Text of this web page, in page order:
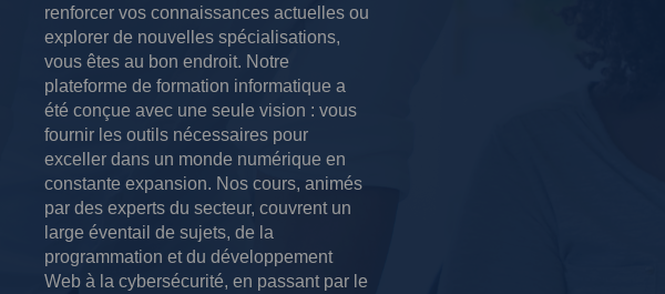
renforcer vos connaissances actuelles ou
explorer de nouvelles spécialisations,
vous êtes au bon endroit. Notre
plateforme de formation informatique a
été conçue avec une seule vision : vous
fournir les outils nécessaires pour
exceller dans un monde numérique en
constante expansion. Nos cours, animés
par des experts du secteur, couvrent un
large éventail de sujets, de la
programmation et du développement
Web à la cybersécurité, en passant par le